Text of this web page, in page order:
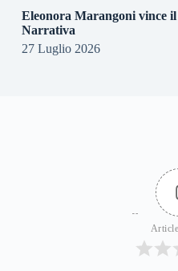
Eleonora Marangoni vince
Narrativa
27 Luglio 2026